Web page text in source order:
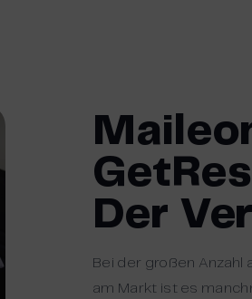
Der
Bei der großen
am Markt ist es